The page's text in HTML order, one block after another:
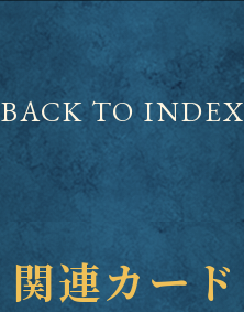
BACK TO INDEX
関連カード